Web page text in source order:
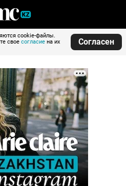
cookie-файлы.
свое согласие на их
Согласен